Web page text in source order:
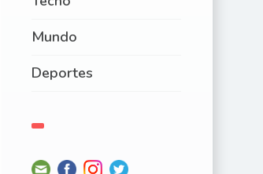
Mundo
Deportes